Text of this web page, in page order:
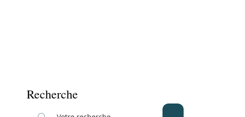
Recherche